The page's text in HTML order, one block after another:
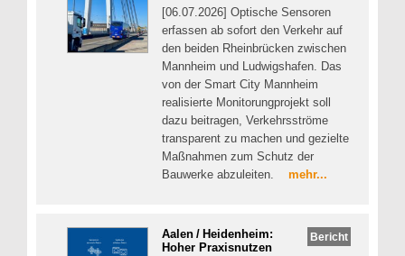
[06.07.2026] Optische Sensoren
erfassen ab sofort den Verkehr auf
den beiden Rheinbrücken zwischen
Mannheim und Ludwigshafen. Das
von der Smart City Mannheim
realisierte Monitorungprojekt soll
dazu beitragen, Verkehrsströme
transparent zu machen und gezielte
Maßnahmen zum Schutz der
Bauwerke abzuleiten. mehr...
Bericht
Aalen / Heidenheim:
Hoher Praxisnutzen